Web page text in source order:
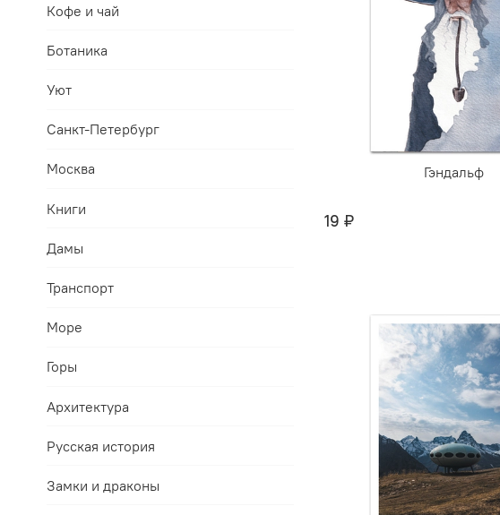
Гэндальф
19 ₽
Кофе и чай
Ботаника
Уют
Санкт-Петербург
Москва
Книги
Дамы
Транспорт
Море
Горы
Архитектура
Русская история
Замки и драконы